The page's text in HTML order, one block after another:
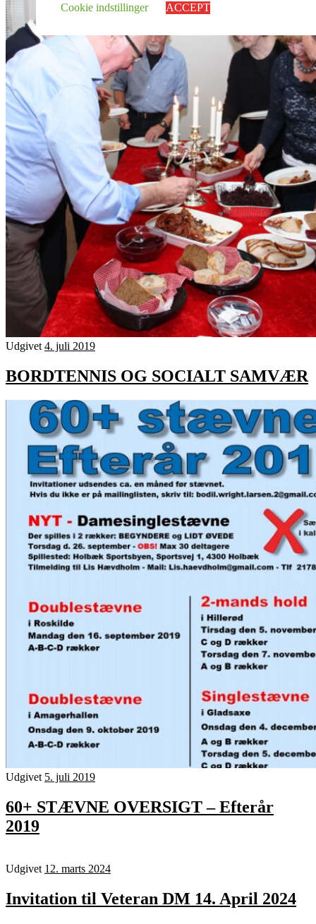
Udgivet 4. juli 2019
BORDTENNIS OG SOCIALT SAMVÆR
Udgivet 5. juli 2019
60+ STÆVNE OVERSIGT – Efterår
2019
Udgivet 12. marts 2024
Invitation til Veteran DM 14. April 2024
Cookie indstillinger
ACCEPT